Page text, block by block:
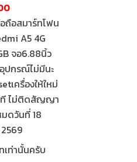
ถือสมาร์ทโฟน
A5 4G
จอ6.88นิ้ว
ปกรณ์ไม่มีนะ
เครื่องให้ใหม่
ที ไม่ติดสัญญา
ดวันที่ 18
เท่านั้นครับ